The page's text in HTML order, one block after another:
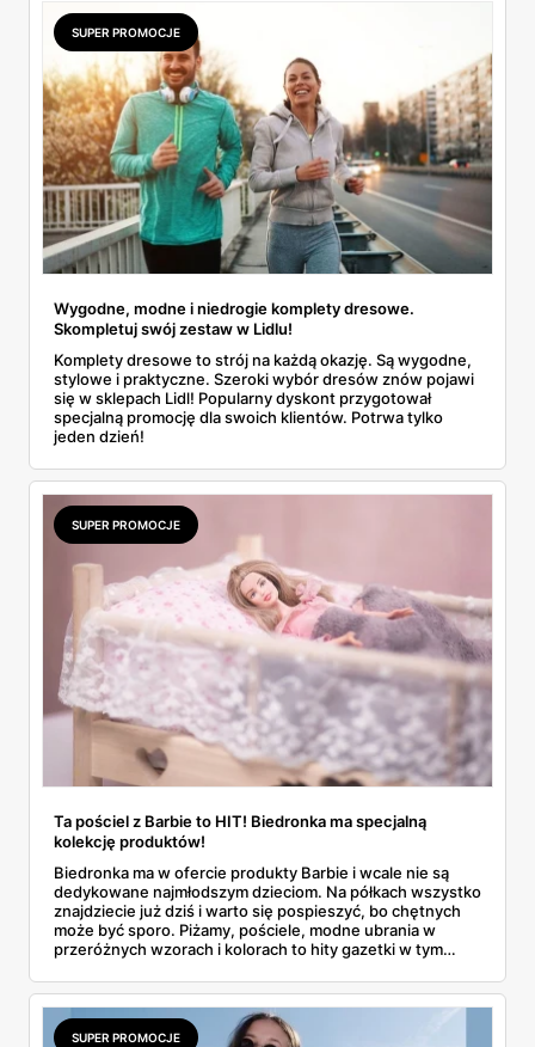
SUPER PROMOCJE
Wygodne, modne i niedrogie komplety dresowe.
Skompletuj swój zestaw w Lidlu!
Komplety dresowe to strój na każdą okazję. Są wygodne,
stylowe i praktyczne. Szeroki wybór dresów znów pojawi
się w sklepach Lidl! Popularny dyskont przygotował
specjalną promocję dla swoich klientów. Potrwa tylko
jeden dzień!
SUPER PROMOCJE
Ta pościel z Barbie to HIT! Biedronka ma specjalną
kolekcję produktów!
Biedronka ma w ofercie produkty Barbie i wcale nie są
dedykowane najmłodszym dzieciom. Na półkach wszystko
znajdziecie już dziś i warto się pospieszyć, bo chętnych
może być sporo. Piżamy, pościele, modne ubrania w
przeróżnych wzorach i kolorach to hity gazetki w tym
SUPER PROMOCJE